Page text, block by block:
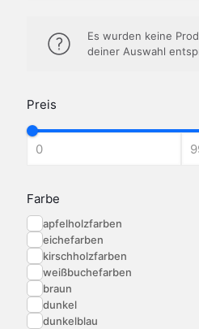
Preis
Farbe
apfelholzfarben
eichefarben
kirschholzfarben
weißbuchefarben
braun
dunkel
dunkelblau
Es wurden keine
deiner Auswahl